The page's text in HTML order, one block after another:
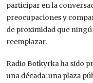
participar en la
preocupaciones y
de proximidad que
reemplazar.
Radio Botkyrka ha sido
una década: una plaza